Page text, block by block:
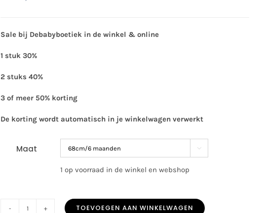
Sale bij Debabyboetiek in de winkel & online
1 stuk 30%
2 stuks 40%
3 of meer 50% korting
De korting wordt automatisch in je winkelwagen verwerkt
Maat 
1 op voorraad in de winkel en webshop
TOEVOEGEN AAN WINKELWAGEN